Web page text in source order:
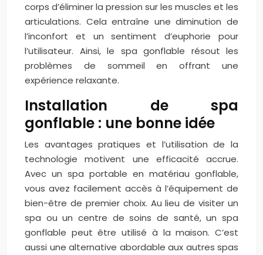
corps d’éliminer la pression sur les muscles et les
articulations. Cela entraîne une diminution de
l’inconfort et un sentiment d’euphorie pour
l’utilisateur. Ainsi, le spa gonflable résout les
problèmes de sommeil en offrant une
expérience relaxante.
Installation de spa
gonflable : une bonne idée
Les avantages pratiques et l’utilisation de la
technologie motivent une efficacité accrue.
Avec un spa portable en matériau gonflable,
vous avez facilement accès à l’équipement de
bien-être de premier choix. Au lieu de visiter un
spa ou un centre de soins de santé, un spa
gonflable peut être utilisé à la maison. C’est
aussi une alternative abordable aux autres spas